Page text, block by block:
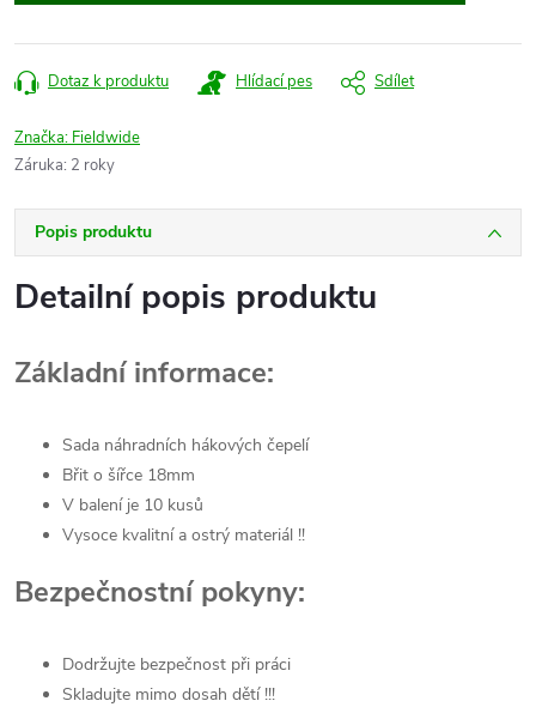
Dotaz k produktu Hlídací pes Sdílet
Značka: Fieldwide
Záruka: 2 roky
Popis produktu
Detailní popis produktu
Základní informace:
Sada náhradních hákových čepelí
Břit o šířce 18mm
V balení je 10 kusů
Vysoce kvalitní a ostrý materiál !!
Bezpečnostní pokyny:
Dodržujte bezpečnost při práci
Skladujte mimo dosah dětí !!!